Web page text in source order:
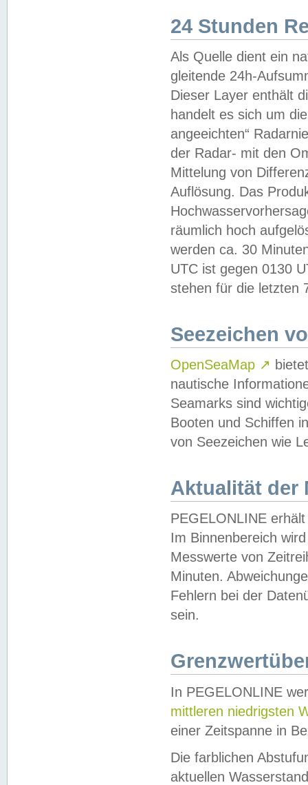
24 Stunden
Als Quelle dient ein
gleitende 24h-
Dieser Layer enthält
handelt es sich um
angeeichten“
der Radar- mit den
Mittelung von
Auflösung. Das
räumlich hoch
werden ca. 30
UTC ist gegen 0130
stehen für die letzten
Seezeichen
OpenSeaMap ↗
nautische
Seamarks sind
Booten und Schiffen
von Seezeichen wie
Aktualität der
PEGELONLINE
Im Binnenbereich
Messwerte von
Minuten.
Fehlern bei der
sein.
In PEGELONLINE
mittleren niedrigsten
einer Zeitspanne in
Die farblichen
aktuellen